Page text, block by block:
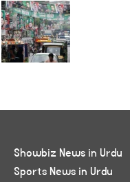
Showbiz News in Urdu
Sports News in Urdu